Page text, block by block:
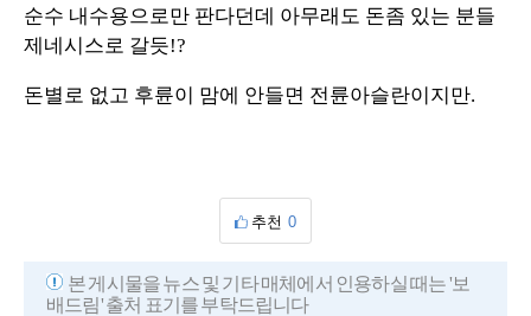
순수 내수용으로만 판다던데 아무래도 돈좀 있는 분들
제네시스로 갈듯!?
돈별로 없고 후륜이 맘에 안들면 전륜아슬란이지만.
추천 0
본 게시물을 뉴스 및 기타 매체에서 인용하실 때는 '보
배드림' 출처 표기를 부탁드립니다